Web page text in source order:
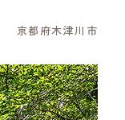
京都府木津川市